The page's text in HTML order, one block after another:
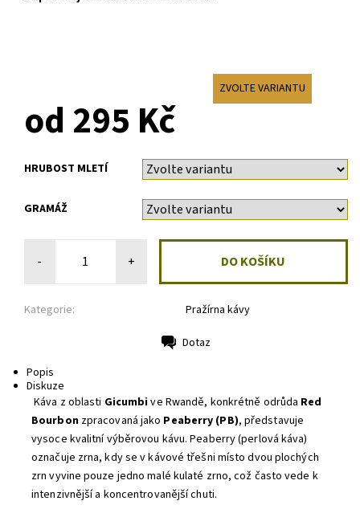
ZVOLTE VARIANTU
od 295 Kč
HRUBOST MLETÍ
GRAMÁŽ
- +
Kategorie: Pražírna kávy
Dotaz
Popis
Diskuze
Káva z oblasti Gicumbive Rwandě, konkrétně odrůda Red
Bourbonzpracovaná jako Peaberry (PB), představuje
vysoce kvalitní výběrovou kávu. Peaberry (perlová káva)
označuje zrna, kdy se v kávové třešni místo dvou plochých
zrn vyvine pouze jedno malé kulaté zrno, což často vede k
intenzivnější a koncentrovanější chuti.